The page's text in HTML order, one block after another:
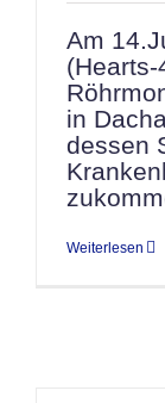
Am
in
dessen
Weiterlesen